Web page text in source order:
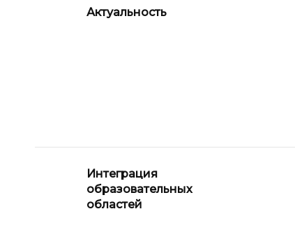
Актуальность
Интеграция
образовательных
областей